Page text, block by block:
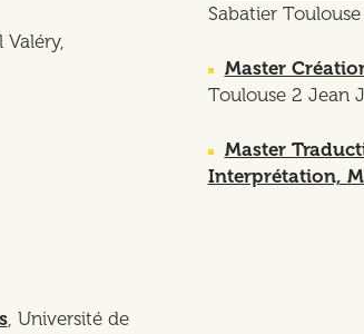
Valéry,
Sabatier Toulouse
Master
Toulouse 2 Jean
Master
Interprétation,
, Université de